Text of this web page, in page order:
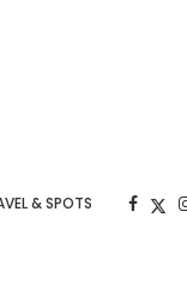
& SPOTS